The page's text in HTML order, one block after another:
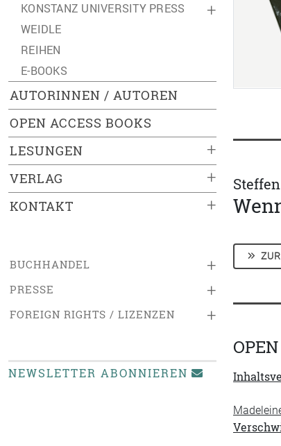
+
KONSTANZ UNIVERSITY PRESS
WEIDLE
REIHEN
E-BOOKS
AUTORINNEN / AUTOREN
OPEN ACCESS BOOKS
+
LESUNGEN
+
VERLAG
+
KONTAKT
+
BUCHHANDEL
+
PRESSE
+
FOREIGN RIGHTS / LIZENZEN
NEWSLETTER ABONNIEREN